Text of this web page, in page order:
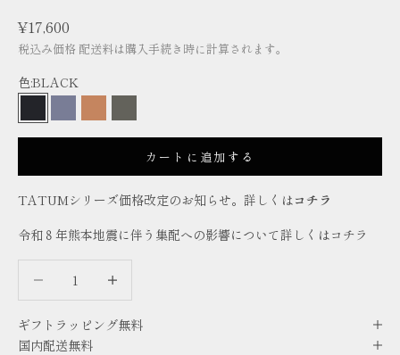
セール価格
¥17,600
税込み価格 配送料は購入手続き時に計算されます。
色:BLACK
BLACKGRAYCAMELOLIVE
カートに追加する
TATUMシリーズ価格改定のお知らせ。詳しくはコチラ
令和８年熊本地震に伴う集配への影響について詳しくはコチラ
ギフトラッピング無料
国内配送無料